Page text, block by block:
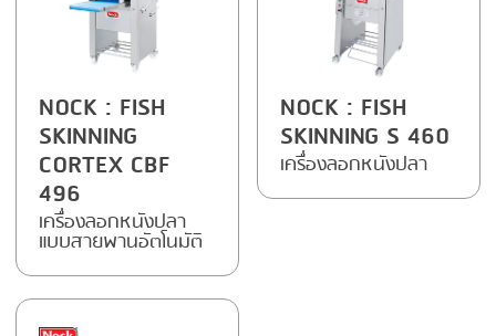
CENTRIFUGING
COOKING
DICING
FORMING
FRYING
GRILLING
HEAT SEALING
CLIPTECHNIK
EMERSON
FIREX
FREY
GERNAL
G.MONDINI
KRONEN
NOCK : FISH
SKINNING
CORTEX CBF
496
เครื่องลอกหนังปลา
แบบสายพานอัตโนมัติ
NOCK : FISH
SKINNING S 460
เครื่องลอกหนังปลา